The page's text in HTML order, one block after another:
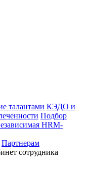
талантами КЭДО и
Подбор
HRM-
Партнерам
сотрудника